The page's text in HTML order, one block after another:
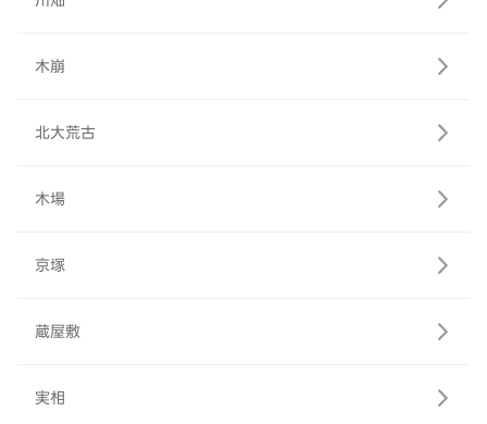
木崩
北大荒古
木場
京塚
蔵屋敷
実相